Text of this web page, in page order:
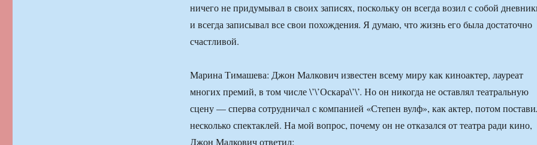
ничего не придумывал в своих записях, поскольку он всегда возил с собой
и всегда записывал все свои похождения. Я думаю, что жизнь его была достаточно
счастливой.
Марина Тимашева: Джон Малкович известен всему миру как киноактер, лауреат
многих премий, в том числе \’\’Оскара\’\’. Но он никогда не оставлял театральную
сцену — сперва сотрудничал с компанией «Степен вулф», как актер, потом
несколько спектаклей. На мой вопрос, почему он не отказался от театра ради кино,
Джон Малкович ответил: